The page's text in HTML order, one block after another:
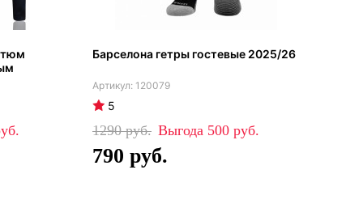
Барселона гетры гостевые 2025/26
120079
5
1290 500
790